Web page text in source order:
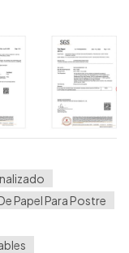
Papel Para Postre